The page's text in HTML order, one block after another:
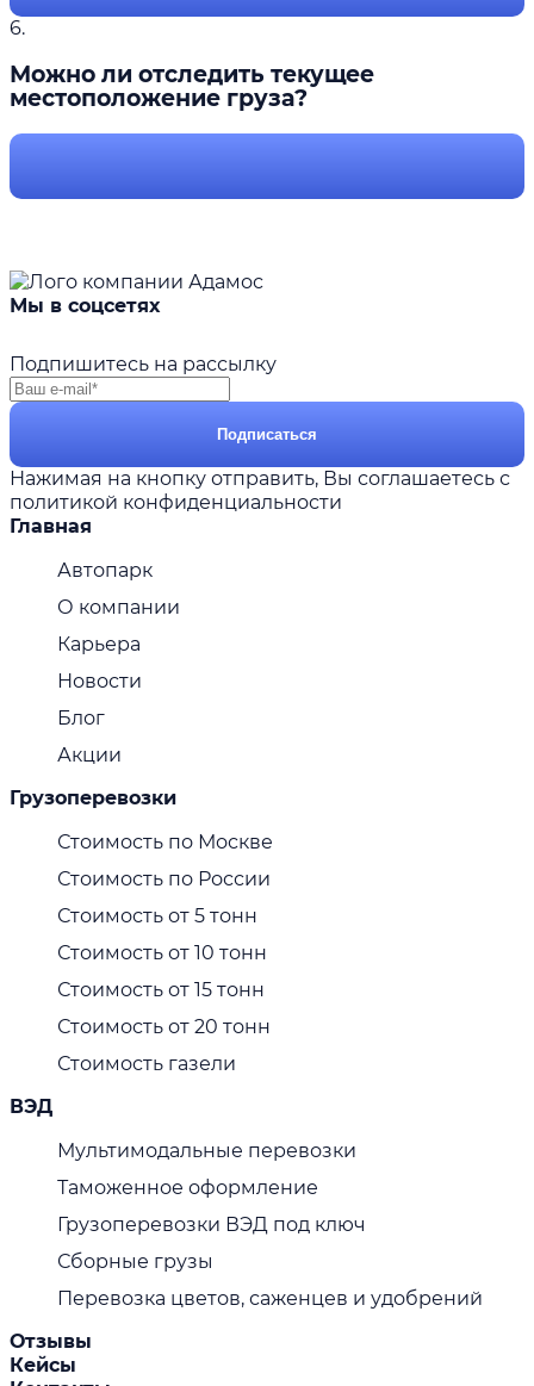
6.
Можно ли отследить текущее
местоположение груза?
Мы в соцсетях
Подпишитесь на рассылку
Подписаться
Нажимая на кнопку отправить, Вы соглашаетесь с
политикой конфиденциальности
Главная
Автопарк
О компании
Карьера
Новости
Блог
Акции
Грузоперевозки
Стоимость по Москве
Стоимость по России
Стоимость от 5 тонн
Стоимость от 10 тонн
Стоимость от 15 тонн
Стоимость от 20 тонн
Стоимость газели
ВЭД
Мультимодальные перевозки
Таможенное оформление
Грузоперевозки ВЭД под ключ
Сборные грузы
Перевозка цветов, саженцев и удобрений
Отзывы
Кейсы